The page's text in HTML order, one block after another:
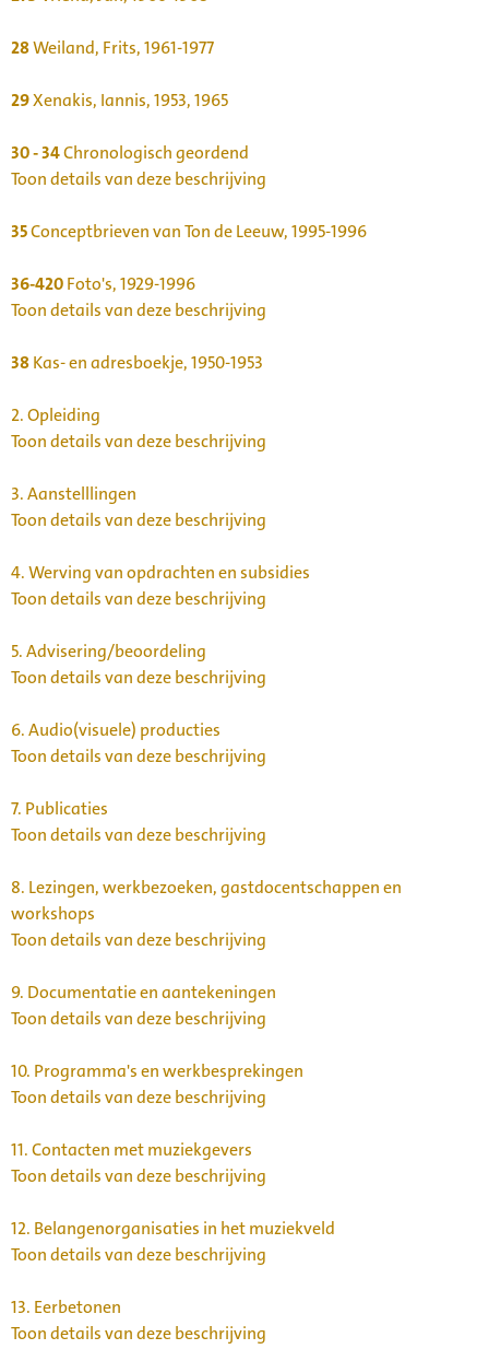
28Weiland, Frits, 1961-1977
29Xenakis, Iannis, 1953, 1965
30 - 34Chronologisch geordend
Toon details van deze beschrijving
35Conceptbrieven van Ton de Leeuw, 1995-1996
36-420Foto's, 1929-1996
Toon details van deze beschrijving
38Kas- en adresboekje, 1950-1953
2.Opleiding
Toon details van deze beschrijving
3.Aanstelllingen
Toon details van deze beschrijving
4.Werving van opdrachten en subsidies
Toon details van deze beschrijving
5.Advisering/beoordeling
Toon details van deze beschrijving
6.Audio(visuele) producties
Toon details van deze beschrijving
7. Publicaties
Toon details van deze beschrijving
8. Lezingen, werkbezoeken, gastdocentschappen en
workshops
Toon details van deze beschrijving
9. Documentatie en aantekeningen
Toon details van deze beschrijving
10. Programma's en werkbesprekingen
Toon details van deze beschrijving
11.Contacten met muziekgevers
Toon details van deze beschrijving
12. Belangenorganisaties in het muziekveld
Toon details van deze beschrijving
13. Eerbetonen
Toon details van deze beschrijving